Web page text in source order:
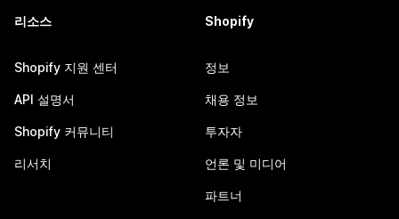
리소스
Shopify 지원 센터
API 설명서
Shopify 커뮤니티
리서치
Shopify
정보
채용 정보
투자자
언론 및 미디어
파트너